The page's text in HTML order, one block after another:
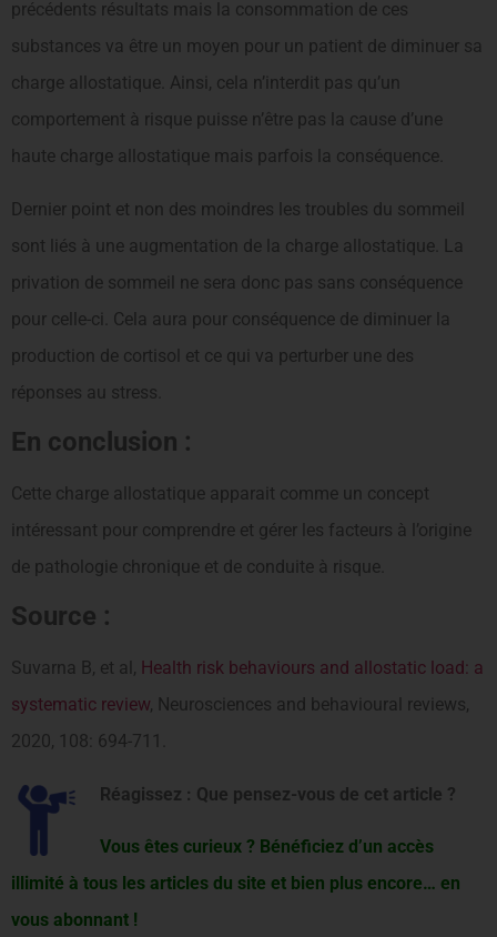
précédents résultats mais la consommation de ces
substances va être un moyen pour un patient de diminuer sa
charge allostatique. Ainsi, cela n’interdit pas qu’un
comportement à risque puisse n’être pas la cause d’une
haute charge allostatique mais parfois la conséquence.
Dernier point et non des moindres les troubles du sommeil
sont liés à une augmentation de la charge allostatique. La
privation de sommeil ne sera donc pas sans conséquence
pour celle-ci. Cela aura pour conséquence de diminuer la
production de cortisol et ce qui va perturber une des
réponses au stress.
En conclusion :
Cette charge allostatique apparait comme un concept
intéressant pour comprendre et gérer les facteurs à l’origine
de pathologie chronique et de conduite à risque.
Source :
Suvarna B, et al, Health risk behaviours and allostatic load: a
systematic review, Neurosciences and behavioural reviews,
2020, 108: 694-711.
Réagissez : Que pensez-vous de cet article ?
Vous êtes curieux ? Bénéficiez d’un accès
illimité à tous les articles du site et bien plus encore… en
vous abonnant !